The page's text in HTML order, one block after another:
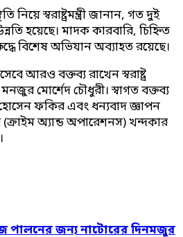
স্বরাষ্ট্রমন্ত্রী জানান, গত দুই
হয়েছে। মাদক কারবারি, চিহ্নিত
বিশেষ অভিযান অব্যাহত রয়েছে।
আরও বক্তব্য রাখেন স্বরাষ্ট্র
মোর্শেদ চৌধুরী। স্বাগত বক্তব্য
ফকির এবং ধন্যবাদ জ্ঞাপন
অ্যান্ড অপারেশনস) খন্দকার
পালনের জন্য নাটোরের দিনমজুর